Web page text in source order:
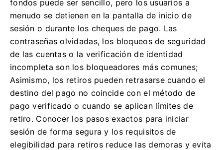
fondos puede ser sencillo, pero los usuarios a
menudo se detienen en la pantalla de inicio de
sesión o durante los cheques de pago. Las
contraseñas olvidadas, los bloqueos de seguridad
de las cuentas o la verificación de identidad
incompleta son los bloqueadores más comunes;
Asimismo, los retiros pueden retrasarse cuando el
destino del pago no coincide con el método de
pago verificado o cuando se aplican límites de
retiro. Conocer los pasos exactos para iniciar
sesión de forma segura y los requisitos de
elegibilidad para retiros reduce las demoras y evita